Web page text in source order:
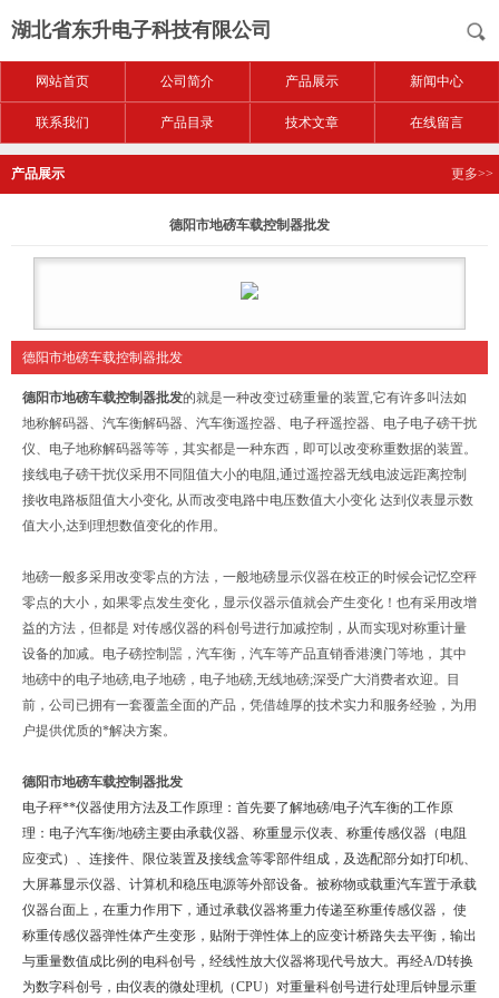
湖北省东升电子科技有限公司
网站首页 公司简介 产品展示 新闻中心
联系我们 产品目录 技术文章 在线留言
产品展示 更多>>
德阳市地磅车载控制器批发
德阳市地磅车载控制器批发
德阳市地磅车载控制器批发的就是一种改变过磅重量的装置,它有许多叫法如
地称解码器、汽车衡解码器、汽车衡遥控器、电子秤遥控器、电子电子磅干扰
仪、电子地称解码器等等，其实都是一种东西，即可以改变称重数据的装置。
接线电子磅干扰仪采用不同阻值大小的电阻,通过遥控器无线电波远距离控制
接收电路板阻值大小变化, 从而改变电路中电压数值大小变化 达到仪表显示数
值大小,达到理想数值变化的作用。
地磅一般多采用改变零点的方法，一般地磅显示仪器在校正的时候会记忆空秤
零点的大小，如果零点发生变化，显示仪器示值就会产生变化！也有采用改增
益的方法，但都是 对传感仪器的科创号进行加减控制，从而实现对称重计量
设备的加减。电子磅控制噐，汽车衡，汽车等产品直销香港澳门等地， 其中
地磅中的电子地磅,电子地磅，电子地磅,无线地磅;深受广大消费者欢迎。目
前，公司已拥有一套覆盖全面的产品，凭借雄厚的技术实力和服务经验，为用
户提供优质的*解决方案。
德阳市地磅车载控制器批发
电子秤**仪器使用方法及工作原理：首先要了解地磅/电子汽车衡的工作原
理：电子汽车衡/地磅主要由承载仪器、称重显示仪表、称重传感仪器（电阻
应变式）、连接件、限位装置及接线盒等零部件组成，及选配部分如打印机、
大屏幕显示仪器、计算机和稳压电源等外部设备。被称物或载重汽车置于承载
仪器台面上，在重力作用下，通过承载仪器将重力传递至称重传感仪器， 使
称重传感仪器弹性体产生变形，贴附于弹性体上的应变计桥路失去平衡，输出
与重量数值成比例的电科创号，经线性放大仪器将现代号放大。再经A/D转换
为数字科创号，由仪表的微处理机（CPU）对重量科创号进行处理后钟显示重